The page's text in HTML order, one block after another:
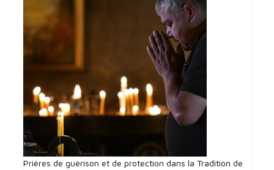
Prières de guérison et de protection dans la Tradition de